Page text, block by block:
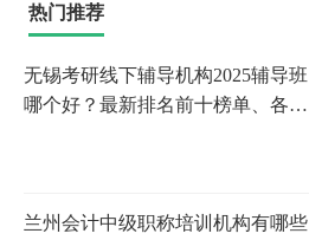
热门推荐
无锡考研线下辅导机构2025辅导班
哪个好？最新排名前十榜单、各校
兰州会计中级职称培训机构有哪些